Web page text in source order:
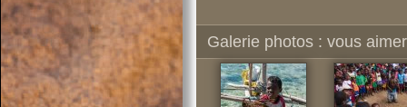
Galerie photos : vous